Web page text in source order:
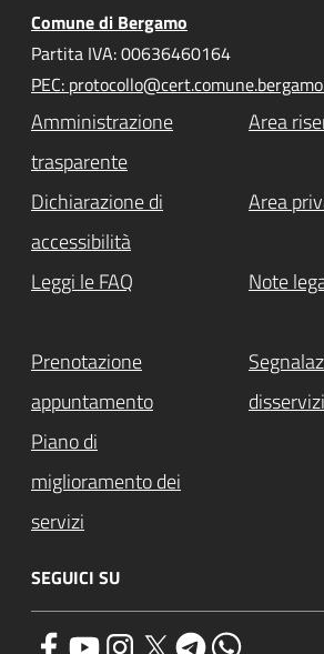
Comune di Bergamo
Partita IVA: 00636460164
PEC:
Amministrazione
trasparente
Area
Dichiarazione di
accessibilità
Area
Leggi le FAQ Note
Prenotazione
appuntamento
Piano di
miglioramento dei
servizi
SEGUICI SU